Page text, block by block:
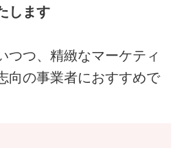
します
つつ、精緻なマーケティ
向の事業者におすすめで